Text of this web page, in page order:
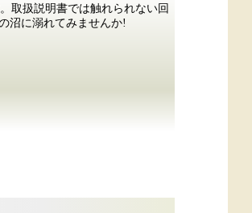
取扱説明書では触れられない回
沼に溺れてみませんか!